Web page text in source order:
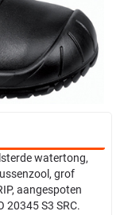
watertong,
grof
aangespoten
20345 S3 SRC.